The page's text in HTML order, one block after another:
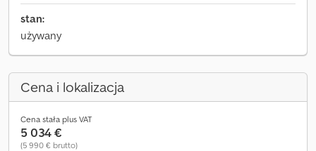
stan:
używany
Cena i lokalizacja
Cena stała plus VAT
5 034 €
(5 990 € brutto)